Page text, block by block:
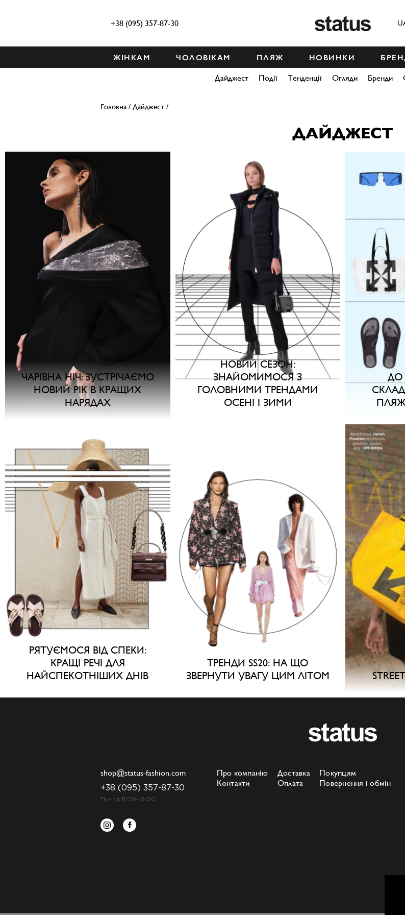
+38 (095) 357-87-30
ЖІНКАМ ЧОЛОВІКАМ ПЛЯЖ НОВИНКИ
Дайджест Події Тенденції Огляди Бренди
Головна / Дайджест /
ДАЙДЖЕСТ
ЧАРІВНА НІЧ: ЗУСТРІЧАЄМО
НОВИЙ РІК В КРАЩИХ
НАРЯДАХ
НОВИЙ СЕЗОН:
ЗНАЙОМИМОСЯ З
ГОЛОВНИМИ ТРЕНДАМИ
ОСЕНІ І ЗИМИ
ДО
РЯТУЄМОСЯ ВІД СПЕКИ:
КРАЩІ РЕЧІ ДЛЯ
НАЙСПЕКОТНІШИХ ДНІВ
ТРЕНДИ SS20: НА ЩО
ЗВЕРНУТИ УВАГУ ЦИМ ЛІТОМ
Про компанію
Контакти
Доставка
Оплата
Покупцям
Повернення і обмін
shop@status-fashion.com
+38 (095) 357-87-30
Пн-Нд 11:00-19:00